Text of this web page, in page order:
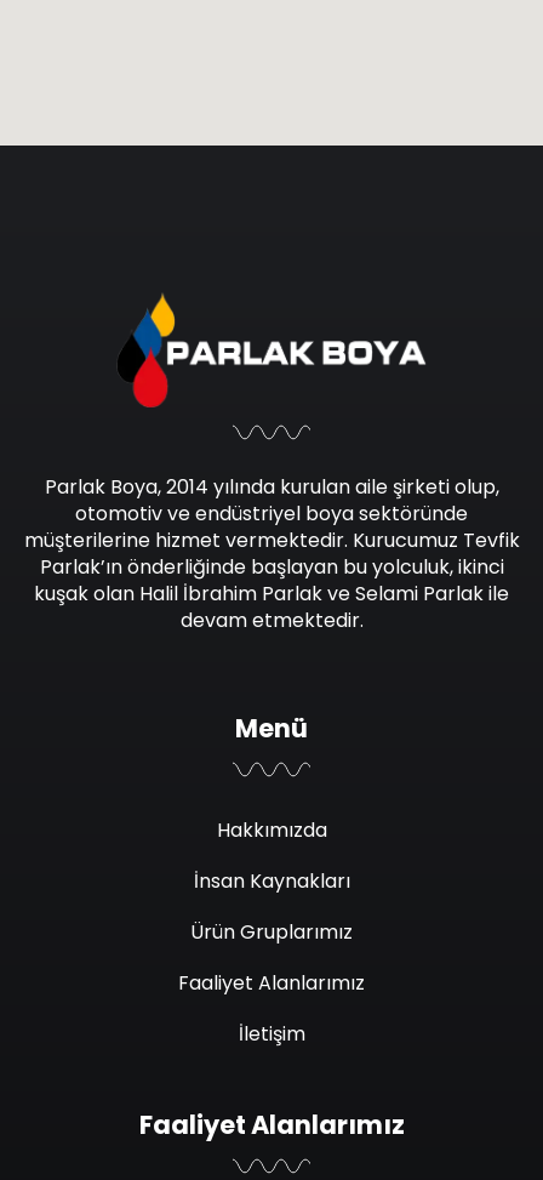
Parlak Boya, 2014 yılında kurulan aile şirketi olup,
otomotiv ve endüstriyel boya sektöründe
müşterilerine hizmet vermektedir. Kurucumuz Tevfik
Parlak’ın önderliğinde başlayan bu yolculuk, ikinci
kuşak olan Halil İbrahim Parlak ve Selami Parlak ile
devam etmektedir.
Menü
Hakkımızda
İnsan Kaynakları
Ürün Gruplarımız
Faaliyet Alanlarımız
İletişim
Faaliyet Alanlarımız